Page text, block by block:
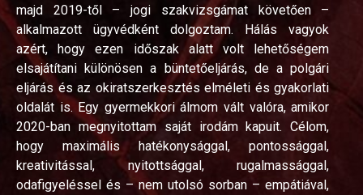
majd 2019-től – jogi szakvizsgámat követően –
alkalmazott ügyvédként dolgoztam. Hálás vagyok
azért, hogy ezen időszak alatt volt lehetőségem
elsajátítani különösen a büntetőeljárás, de a polgári
eljárás és az okiratszerkesztés elméleti és gyakorlati
oldalát is. Egy gyermekkori álmom vált valóra, amikor
2020-ban megnyitottam saját irodám kapuit. Célom,
hogy maximális hatékonysággal, pontossággal,
kreativitással, nyitottsággal, rugalmassággal,
odafigyeléssel és – nem utolsó sorban – empátiával,